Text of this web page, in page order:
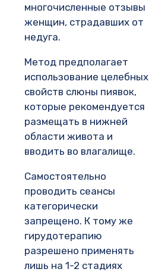
многочисленные отзывы
женщин, страдавших от
недуга.
Метод предполагает
использование целебных
свойств слюны пиявок,
которые рекомендуется
размещать в нижней
области живота и
вводить во влагалище.
Самостоятельно
проводить сеансы
категорически
запрещено. К тому же
гирудотерапию
разрешено применять
лишь на 1-2 стадиях